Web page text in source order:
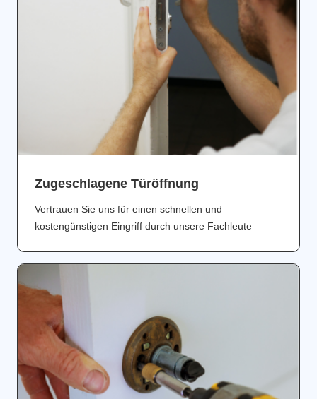
Zugeschlagene Türöffnung
Vertrauen Sie uns für einen schnellen und
kostengünstigen Eingriff durch unsere Fachleute